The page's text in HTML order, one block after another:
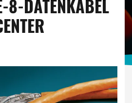
8-DATENKABEL